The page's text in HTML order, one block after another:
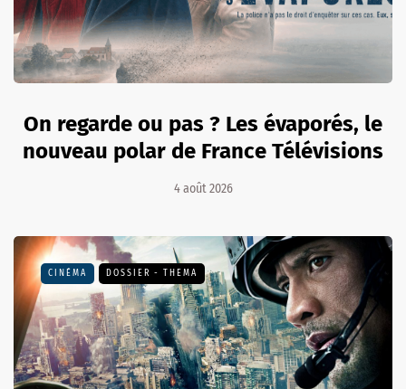
On regarde ou pas ? Les évaporés, le
nouveau polar de France Télévisions
4 août 2026
CINÉMA DOSSIER - THEMA